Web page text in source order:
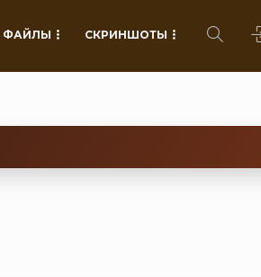
ФАЙЛЫ СКРИНШОТЫ